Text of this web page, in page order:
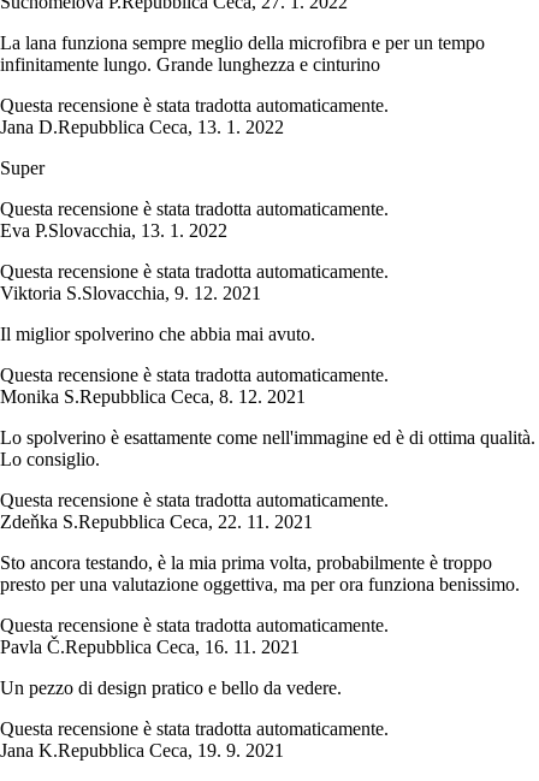
La lana funziona sempre meglio della microfibra e per un tempo
infinitamente lungo. Grande lunghezza e cinturino
Questa recensione è stata tradotta automaticamente.
Jana D.Repubblica Ceca, 13. 1. 2022
Super
Questa recensione è stata tradotta automaticamente.
Eva P.Slovacchia, 13. 1. 2022
Questa recensione è stata tradotta automaticamente.
Viktoria S.Slovacchia, 9. 12. 2021
Il miglior spolverino che abbia mai avuto.
Questa recensione è stata tradotta automaticamente.
Monika S.Repubblica Ceca, 8. 12. 2021
Lo spolverino è esattamente come nell'immagine ed è di ottima qualità.
Lo consiglio.
Questa recensione è stata tradotta automaticamente.
Zdeňka S.Repubblica Ceca, 22. 11. 2021
Sto ancora testando, è la mia prima volta, probabilmente è troppo
presto per una valutazione oggettiva, ma per ora funziona benissimo.
Questa recensione è stata tradotta automaticamente.
Pavla Č.Repubblica Ceca, 16. 11. 2021
Un pezzo di design pratico e bello da vedere.
Questa recensione è stata tradotta automaticamente.
Jana K.Repubblica Ceca, 19. 9. 2021